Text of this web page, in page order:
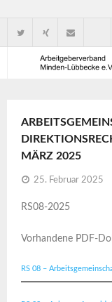
Ansprechpartner
MÄRZ 2025
25. Februar 2025
RS08-2025
Vorhandene PDF-
RS 08 –